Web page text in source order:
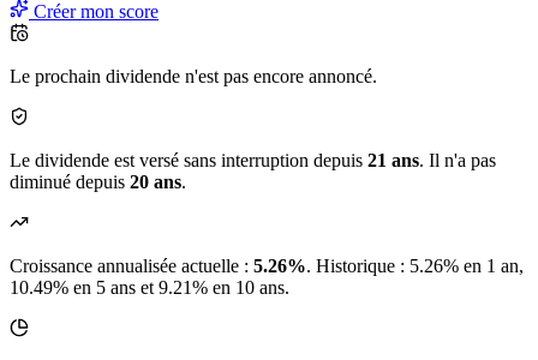
Créer mon score
Le prochain dividende n'est pas encore annoncé.
Le dividende est versé sans interruption depuis 21 ans. Il n'a pas
diminué depuis 20 ans.
Croissance annualisée actuelle : 5.26%. Historique : 5.26% en 1 an,
10.49% en 5 ans et 9.21% en 10 ans.